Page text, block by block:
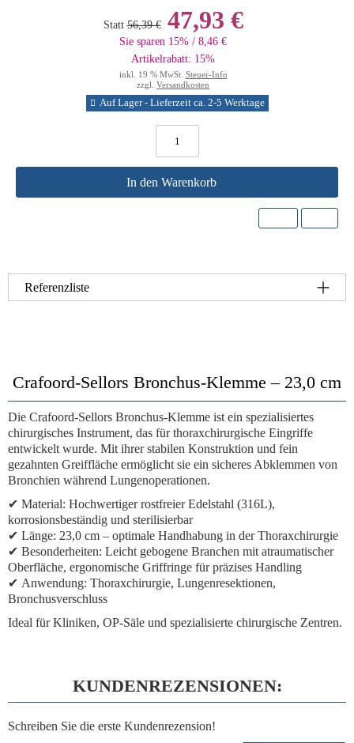
Statt 56,39 €47,93 €
Sie sparen 15% / 8,46 €
Artikelrabatt: 15%
inkl. 19 % MwSt. Steuer-Info
zzgl. Versandkosten
Auf Lager - Lieferzeit ca. 2-5 Werktage
In den Warenkorb
Referenzliste
Crafoord-Sellors Bronchus-Klemme – 23,0 cm
Die Crafoord-Sellors Bronchus-Klemme ist ein spezialisiertes
chirurgisches Instrument, das für thoraxchirurgische Eingriffe
entwickelt wurde. Mit ihrer stabilen Konstruktion und fein
gezahnten Greiffläche ermöglicht sie ein sicheres Abklemmen von
Bronchien während Lungenoperationen.
✔ Material: Hochwertiger rostfreier Edelstahl (316L),
korrosionsbeständig und sterilisierbar
✔ Länge: 23,0 cm – optimale Handhabung in der Thoraxchirurgie
✔ Besonderheiten: Leicht gebogene Branchen mit atraumatischer
Oberfläche, ergonomische Griffringe für präzises Handling
✔ Anwendung: Thoraxchirurgie, Lungenresektionen,
Bronchusverschluss
Ideal für Kliniken, OP-Säle und spezialisierte chirurgische Zentren.
KUNDENREZENSIONEN:
Schreiben Sie die erste Kundenrezension!